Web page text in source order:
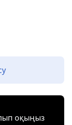
оқыңыз